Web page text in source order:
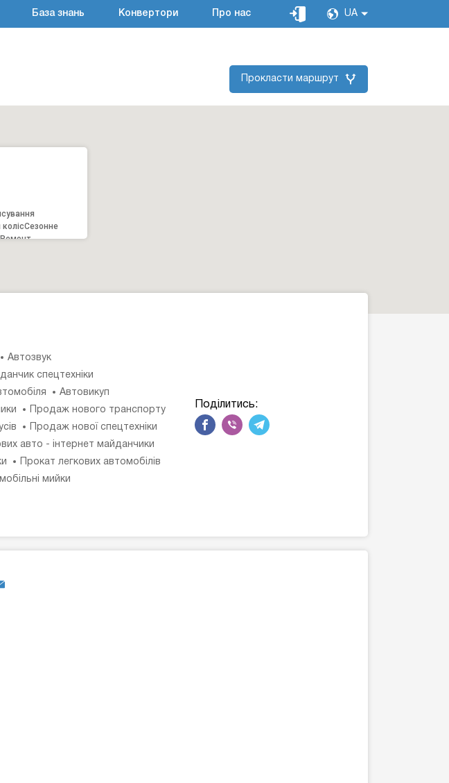
База знань Конвертори Про нас UA
Прокласти маршрут
сходженняМийка
Автозвук
спецтехніки
Автовикуп
Продаж нового транспорту
Продаж нової спецтехніки
авто - інтернет майданчики
Прокат легкових автомобілів
мийки
Поділитись: